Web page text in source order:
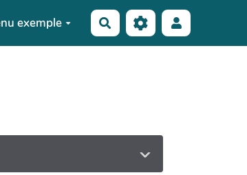
exemple Rechercher